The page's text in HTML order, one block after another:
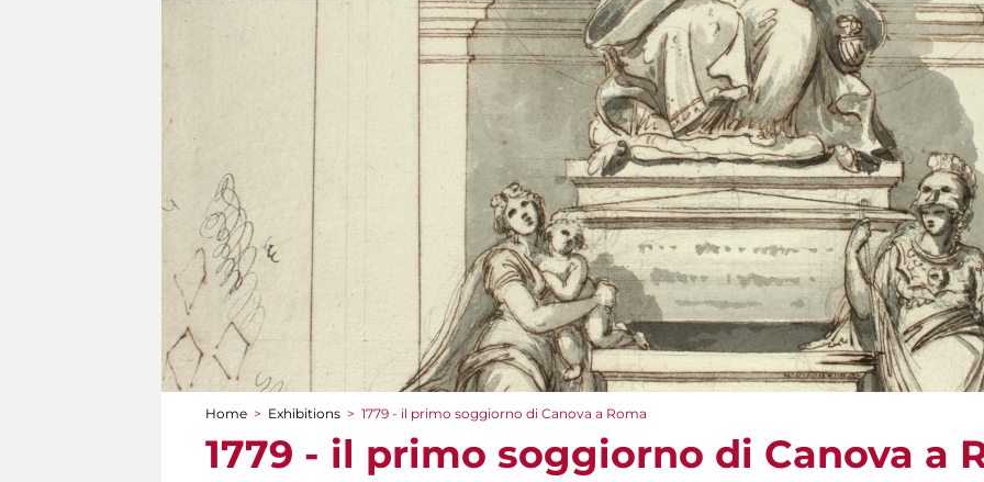
You are here
Home > Exhibitions > 1779 - il primo soggiorno di Canova a Roma
1779 - il primo soggiorno di Canova a